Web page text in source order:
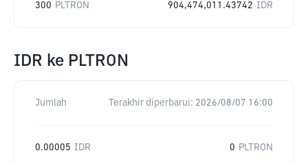
300 PLTRON 904,474,011.43742 IDR
IDR ke PLTRON
Jumlah Terakhir diperbarui: 2026/08/07 16:00
0.00005 IDR 0 PLTRON